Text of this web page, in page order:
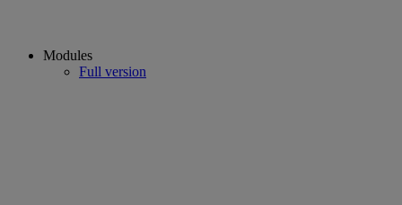
Modules
Full version